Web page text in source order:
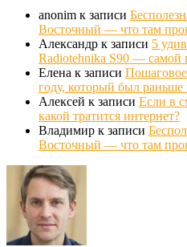
anonim к записи
Восточный — что там
Александр к записи 5
Radiotehnika S90 — самой
Елена к записи Пошаговое
году, который был
Алексей к записи Если в
какой тратится интернет?
Владимир к записи
Восточный — что там